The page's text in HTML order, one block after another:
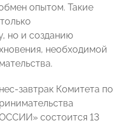
опытом. Такие
но и созданию
необходимой
завтрак Комитета по
состоится 13